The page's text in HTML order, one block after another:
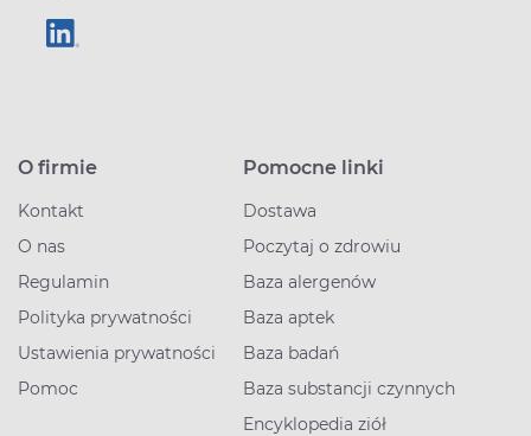
O firmie
Kontakt
O nas
Regulamin
Polityka prywatności
Ustawienia prywatności
Pomoc
Pomocne linki
Dostawa
Poczytaj o zdrowiu
Baza alergenów
Baza aptek
Baza badań
Baza substancji czynnych
Encyklopedia ziół